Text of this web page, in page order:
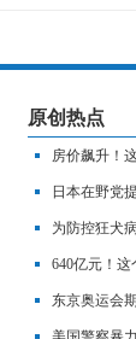
原创热点
房价飙升！
况？
日本在野党
为防控狂犬
640亿元！
产！
东京奥运会